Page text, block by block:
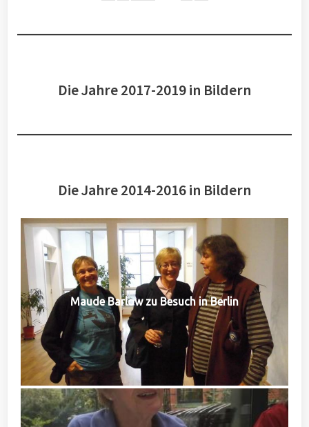
Die Jahre 2017-2019 in Bildern
Die Jahre 2014-2016 in Bildern
Maude Barlow zu Besuch in Berlin